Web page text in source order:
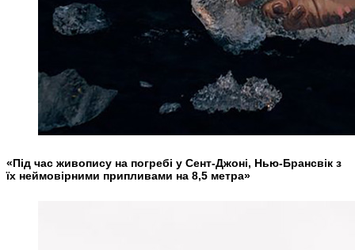
«Під час живопису на погребі у Сент-Джоні, Нью-Брансвік з
їх неймовірними припливами на 8,5 метра»